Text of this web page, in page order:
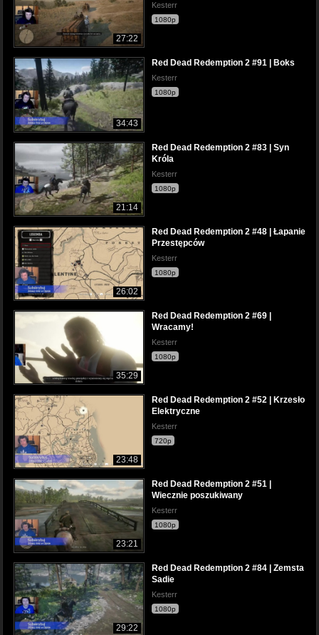
27:22
Kesterr
1080p
34:43
Red Dead Redemption 2 #91 | Boks
Kesterr
1080p
21:14
Red Dead Redemption 2 #83 | Syn
Króla
Kesterr
1080p
26:02
Red Dead Redemption 2 #48 | Łapanie
Przestępców
Kesterr
1080p
35:29
Red Dead Redemption 2 #69 |
Wracamy!
Kesterr
1080p
23:48
Red Dead Redemption 2 #52 | Krzesło
Elektryczne
Kesterr
720p
23:21
Red Dead Redemption 2 #51 |
Wiecznie poszukiwany
Kesterr
1080p
29:22
Red Dead Redemption 2 #84 | Zemsta
Sadie
Kesterr
1080p